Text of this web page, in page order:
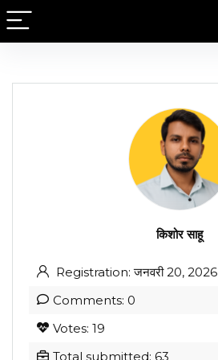
किशोर साहू
Registration: जनवरी 20, 2026
Comments: 0
Votes: 19
Total submitted: 63